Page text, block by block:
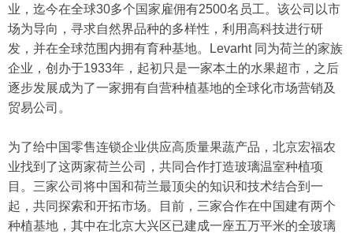
业，迄今在全球30多个国家雇佣有2500名员工。该公司以市
场为导向，寻求自然界品种的多样性，利用高科技进行研
发，并在全球范围内拥有育种基地。Levarht 同为荷兰的家族
企业，创办于1933年，起初只是一家本土的水果超市，之后
逐步发展成为了一家拥有自营种植基地的全球化市场营销及
贸易公司。
为了给中国零售连锁企业供应高质量果蔬产品，北京宏福农
业找到了这两家荷兰公司，共同合作打造玻璃温室种植项
目。三家公司将中国和荷兰最顶尖的知识和技术结合到一
起，共同探索和开拓市场。目前，三家合作在中国建有两个
种植基地，其中在北京大兴区已建成一座五万平米的全玻璃